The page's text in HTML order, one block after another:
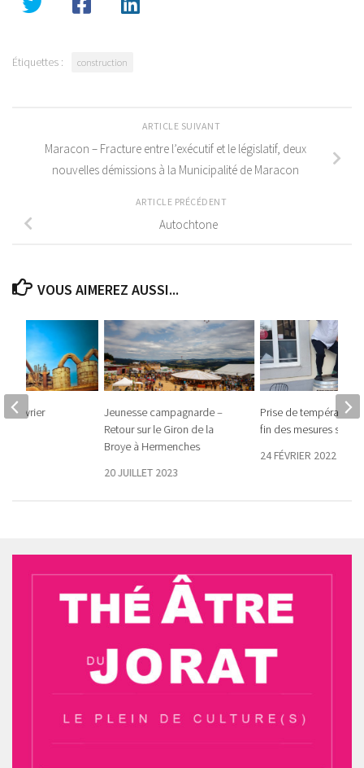
Étiquettes : construction
ARTICLE SUIVANT
Maracon – Fracture entre l’exécutif et le législatif, deux
nouvelles démissions à la Municipalité de Maracon
ARTICLE PRÉCÉDENT
Autochtone
VOUS AIMEREZ AUSSI...
Jeunesse campagnarde –
Retour sur le Giron de la
Broye à Hermenches
20 JUILLET 2023
Prise de température
fin des mesures
24 FÉVRIER 2022
9 février